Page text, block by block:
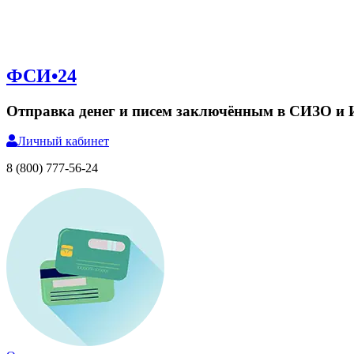
ФСИ•24
Отправка денег и писем заключённым в СИЗО и
Личный кабинет
8 (800) 777-56-24